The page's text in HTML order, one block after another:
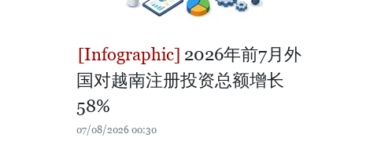
2026年前7月外
国对越南注册投资总额增长
58%
07/08/2026 00:30